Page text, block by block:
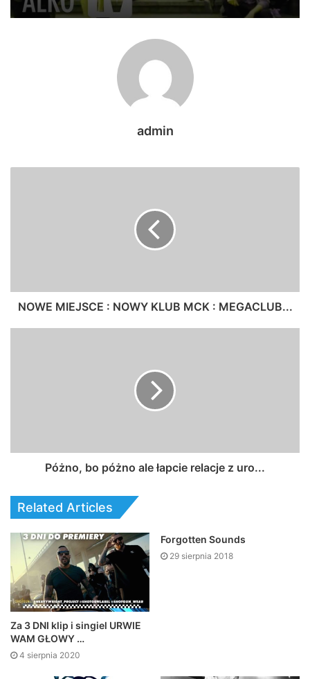
admin
NOWE MIEJSCE : NOWY KLUB MCK : MEGACLUB...
Póżno, bo póżno ale łapcie relacje z uro...
Related Articles
Za 3 DNI klip i singiel URWIE
WAM GŁOWY …
4 sierpnia 2020
Forgotten Sounds
29 sierpnia 2018